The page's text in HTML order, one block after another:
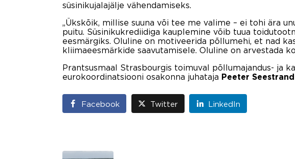
süsinikujalajälje vähendamiseks.
„Ükskõik, millise suuna või tee me valime – ei tohi ära
puitu. Süsinikukrediidiga kauplemine võib tuua
eesmärgiks. Oluline on motiveerida põllumehi, et nad
kliimaeesmärkide saavutamisele. Oluline on arvestada
Prantsusmaal Strasbourgis toimuval põllumajandus- ja
eurokoordinatsiooni osakonna juhataja Peeter Seestrand
Facebook Twitter LinkedIn